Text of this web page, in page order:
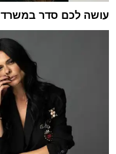
עושה לכם סדר במשרד